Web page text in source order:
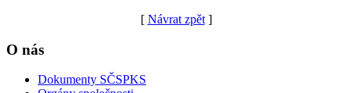
[ Návrat zpět]
O nás
Dokumenty SČSPKS